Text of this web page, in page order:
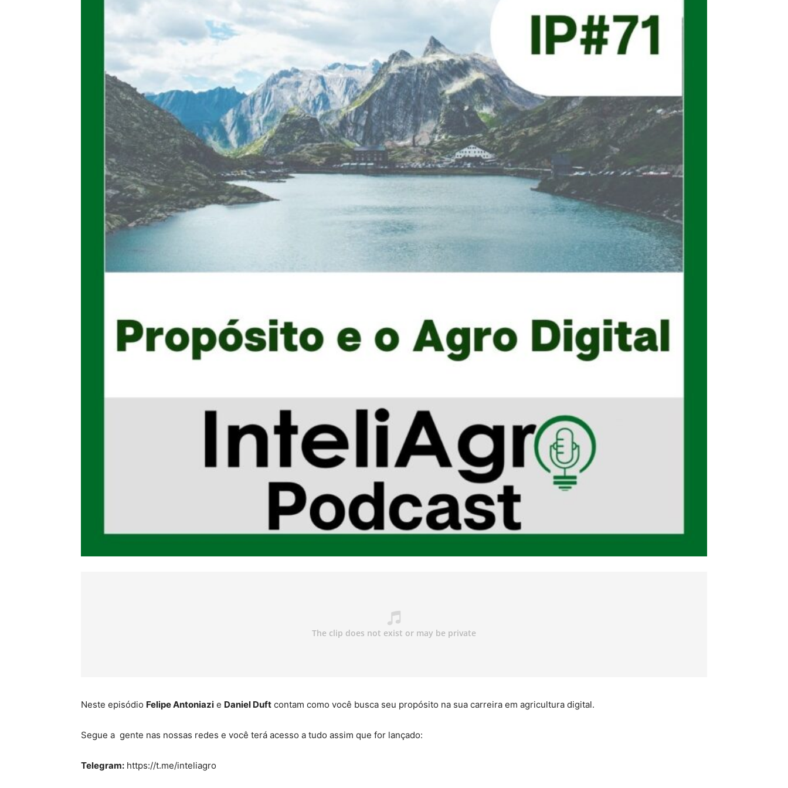
Neste episódio Felipe Antoniazi e Daniel Duft contam como você busca seu propósito na sua carreira em agricultura digital.
Segue a gente nas nossas redes e você terá acesso a tudo assim que for lançado:
Telegram: https://t.me/inteliagro